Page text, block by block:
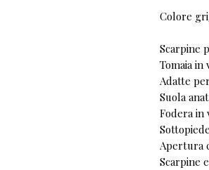
Colore
Scarpine
Tomaia in
Adatte
Suola
Fodera in
Apertura
Scarpine